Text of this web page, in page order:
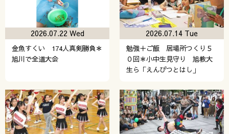
金魚すくい 174人真剣勝負＊
旭川で全道大会
2026.07.22 Wed
勉強＋ご飯 居場所つくり５
０回＊小中生見守り 旭教大
生ら「えんぴつとはし」
2026.07.14 Tue